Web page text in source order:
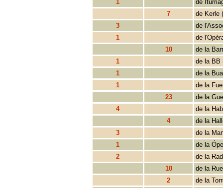
1
de
7
de Kerle
3
de
1
de
10
de la
1
de la BB
1
de la
1
de la
23
de la
4
de la
4
de la
3
de la
1
de la
2
de la
10
de la
2
de la